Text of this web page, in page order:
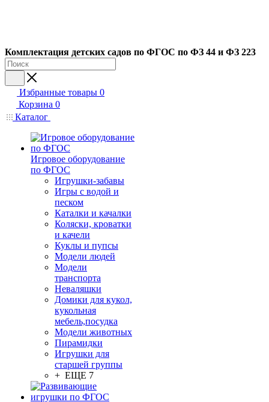
Комплектация детских садов по ФГОC по ФЗ 44 и ФЗ 223
Избранные товары 0
Корзина 0
Каталог
Игровое оборудование
по ФГОС
Игрушки-забавы
Игры с водой и
песком
Каталки и качалки
Коляски, кроватки
и качели
Куклы и пупсы
Модели людей
Модели
транспорта
Неваляшки
Домики для кукол,
кукольная
мебель,посудка
Модели животных
Пирамидки
Игрушки для
старшей группы
+ ЕЩЕ 7